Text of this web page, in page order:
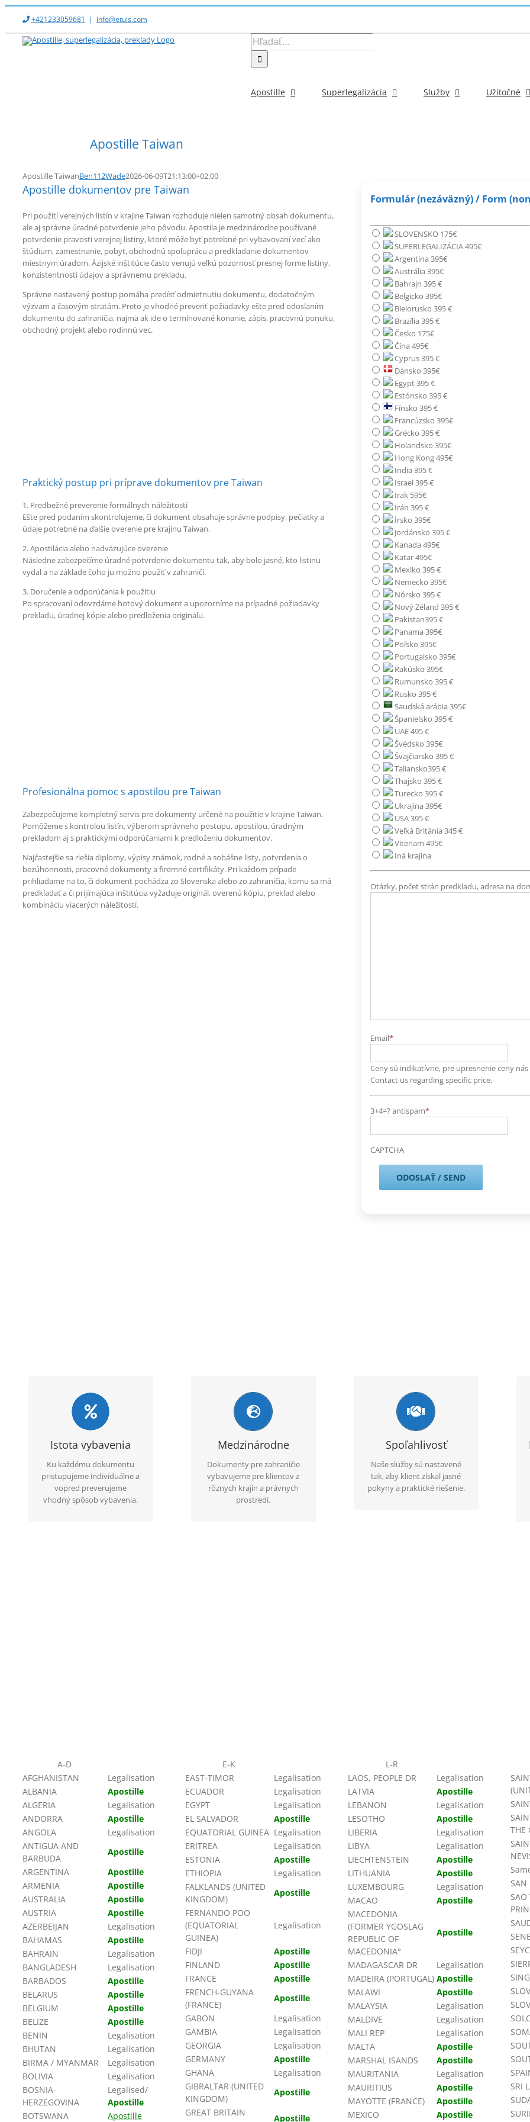
Skip
content
+421233059681 | info@etuls.com
Hľadať:
Apostille Superlegalizácia Služby Užitočné
Apostille Taiwan
Apostille TaiwanBen112Wade2026-06-09T21:13:00+02:00
Apostille dokumentov pre Taiwan
Pri použití verejných listín v krajine Taiwan rozhoduje nielen samotný obsah dokumentu,
ale aj správne úradné potvrdenie jeho pôvodu. Apostila je medzinárodne používané
potvrdenie pravosti verejnej listiny, ktoré môže byť potrebné pri vybavovaní vecí ako
štúdium, zamestnanie, pobyt, obchodnú spoluprácu a predkladanie dokumentov
miestnym úradom. Ázijské inštitúcie často venujú veľkú pozornosť presnej forme listiny,
konzistentnosti údajov a správnemu prekladu.
Správne nastavený postup pomáha predísť odmietnutiu dokumentu, dodatočným
výzvam a časovým stratám. Preto je vhodné preveriť požiadavky ešte pred odoslaním
dokumentu do zahraničia, najmä ak ide o termínované konanie, zápis, pracovnú ponuku,
obchodný projekt alebo rodinnú vec.
Praktický postup pri príprave dokumentov pre Taiwan
1. Predbežné preverenie formálnych náležitostí
Ešte pred podaním skontrolujeme, či dokument obsahuje správne podpisy, pečiatky a
údaje potrebné na ďalšie overenie pre krajinu Taiwan.
2. Apostilácia alebo nadväzujúce overenie
Následne zabezpečíme úradné potvrdenie dokumentu tak, aby bolo jasné, kto listinu
vydal a na základe čoho ju možno použiť v zahraničí.
3. Doručenie a odporúčania k použitiu
Po spracovaní odovzdáme hotový dokument a upozorníme na prípadné požiadavky
prekladu, úradnej kópie alebo predloženia originálu.
Profesionálna pomoc s apostilou pre Taiwan
Zabezpečujeme kompletný servis pre dokumenty určené na použitie v krajine Taiwan.
Pomôžeme s kontrolou listín, výberom správneho postupu, apostilou, úradným
prekladom aj s praktickými odporúčaniami k predloženiu dokumentov.
Najčastejšie sa riešia diplomy, výpisy známok, rodné a sobášne listy, potvrdenia o
bezúhonnosti, pracovné dokumenty a firemné certifikáty. Pri každom prípade
prihliadame na to, či dokument pochádza zo Slovenska alebo zo zahraničia, komu sa má
predkladať a či prijímajúca inštitúcia vyžaduje originál, overenú kópiu, preklad alebo
kombináciu viacerých náležitostí.
Formulár (nezáväzný) / Form
SLOVENSKO 175€
SUPERLEGALIZÁCIA 495€
Argentína 395€
Austrália 395€
Bahrajn 395 €
Belgicko 395€
Bielorusko 395 €
Brazília 395 €
Česko 175€
Čína 495€
Cyprus 395 €
Dánsko 395€
Egypt 395 €
Estónsko 395 €
Fínsko 395 €
Francúzsko 395€
Grécko 395 €
Holandsko 395€
Hong Kong 495€
India 395 €
Israel 395 €
Irak 595€
Irán 395 €
Írsko 395€
Jordánsko 395 €
Kanada 495€
Katar 495€
Mexiko 395 €
Nemecko 395€
Nórsko 395 €
Nový Zéland 395 €
Pakistan395 €
Panama 395€
Poľsko 395€
Portugalsko 395€
Rakúsko 395€
Rumunsko 395 €
Rusko 395 €
Saudská arábia 395€
Španielsko 395 €
UAE 495 €
Švédsko 395€
Švajčiarsko 395 €
Taliansko395 €
Thajsko 395 €
Turecko 395 €
Ukrajina 395€
USA 395 €
Veľká Británia 345 €
Vitenam 495€
Iná krajina
Otázky, počet strán predkladu, adresa na
Email*
Ceny sú indikatívne, pre upresnenie ceny
Contact us regarding specific price.
3+4=? antispam*
CAPTCHA
Istota vybavenia
Ku každému dokumentu
pristupujeme individuálne a
vopred preverujeme
vhodný spôsob vybavenia.
Overený postup
Klientov informujeme o
predpokladanom trvaní
služby a priebežne
sledujeme stav spracovania.
Medzinárodne
Dokumenty pre zahraničie
vybavujeme pre klientov z
rôznych krajín a právnych
prostredí.
Globálne skúsenosti
Vďaka medzinárodným
skúsenostiam vieme zvoliť
postup vhodný pre
krajinu použitia.
Spoľahlivosť
Naše služby sú nastavené
tak, aby klient získal jasné
pokyny a praktické riešenie.
Komplexný servis
Okrem apostily
zabezpečujeme aj úradné
preklady, legalizačné úkony,
nostrifikácie, aprobácie a
pomoc pri získaní originálov
dokumentov.
A-D
AFGHANISTAN
Legalisation
ALBANIA
Apostille
ALGERIA
Legalisation
ANDORRA
Apostille
ANGOLA
Legalisation
ANTIGUA AND
BARBUDA
Apostille
ARGENTINA
Apostille
ARMENIA
Apostille
AUSTRALIA
Apostille
AUSTRIA
Apostille
AZERBEIJAN
Legalisation
BAHAMAS
Apostille
BAHRAIN
Legalisation
BANGLADESH
Legalisation
BARBADOS
Apostille
BELARUS
Apostille
BELGIUM
Apostille
BELIZE
Apostille
BENIN
Legalisation
BHUTAN
Legalisation
BIRMA / MYANMAR
Legalisation
BOLIVIA
Legalisation
BOSNIA-
HERZEGOVINA
Legalised/
Apostille
BOTSWANA
Apostille
E-K
EAST-TIMOR
Legalisation
ECUADOR
Legalisation
EGYPT
Legalisation
EL SALVADOR
Apostille
EQUATORIAL GUINEA Legalisation
ERITREA
Legalisation
ESTONIA
Apostille
ETHIOPIA
Legalisation
FALKLANDS (UNITED
KINGDOM)
Apostille
FERNANDO POO
(EQUATORIAL
GUINEA)
Legalisation
FIDJI
Apostille
FINLAND
Apostille
FRANCE
Apostille
FRENCH-GUYANA
(FRANCE)
Apostille
GABON
Legalisation
GAMBIA
Legalisation
GEORGIA
Legalisation
GERMANY
Apostille
GHANA
Legalisation
GIBRALTAR (UNITED
KINGDOM)
Apostille
GREAT BRITAIN
Apostille
L-R
LAOS, PEOPLE DR
Legalisation
LATVIA
Apostille
LEBANON
Legalisation
LESOTHO
Apostille
LIBERIA
Legalisation
LIBYA
Legalisation
LIECHTENSTEIN
Apostille
LITHUANIA
Apostille
LUXEMBOURG
Legalisation
MACAO
Apostille
MACEDONIA
(FORMER YGOSLAG
REPUBLIC OF
MACEDONIA°
Apostille
MADAGASCAR DR
Legalisation
MADEIRA (PORTUGAL) Apostille
MALAWI
Apostille
MALAYSIA
Legalisation
MALDIVE
Legalisation
MALI REP
Legalisation
MALTA
Apostille
MARSHAL ISANDS
Apostille
MAURITANIA
Legalisation
MAURITIUS
Apostille
MAYOTTE (FRANCE)
Apostille
MEXICO
Apostille
THE
SAN
SRI